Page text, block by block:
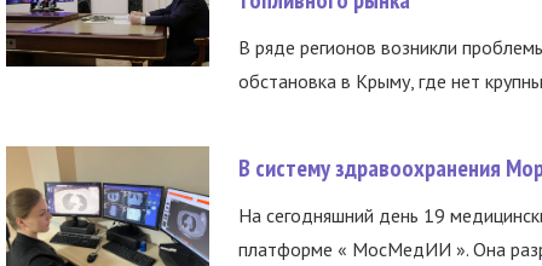
В ряде регионов возникли
обстановка в Крыму, где нет
В систему здравоохранения
На сегодняшний день 19
платформе « МосМедИИ ». Она